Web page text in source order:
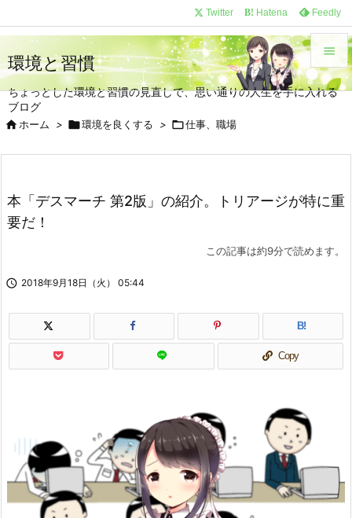
環境と習慣
ちょっとした環境と習慣の見直しで、思い通りの人生を手に入れる
ブログ


メニュ


検索
Twitter B! Hatena Feedly
ホーム > 環境を良くする > 仕事、職場
本「デスマーチ 第2版」の紹介。トリアージが特に重
要だ！
この記事は約9分で読めます。
 2018年9月18日（火） 05:44
B!
Copy